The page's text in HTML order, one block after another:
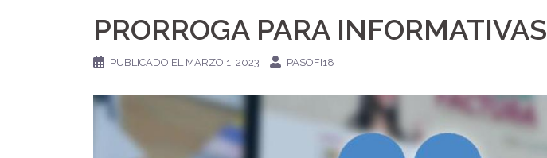
PRORROGA PARA INFORMATIVAS
PUBLICADO EL MARZO 1, 2023 PASOFI18